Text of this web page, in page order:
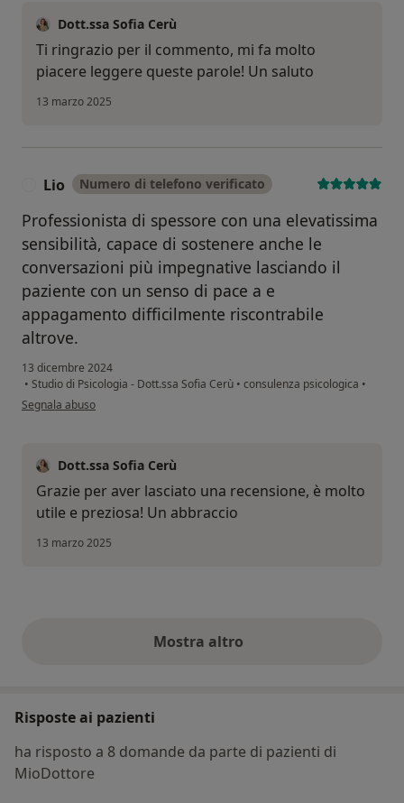
Dott.ssa Sofia Cerù
Ti ringrazio per il commento, mi fa molto
piacere leggere queste parole! Un saluto
13 marzo 2025
Lio Numero di telefono verificato
Professionista di spessore con una elevatissima
sensibilità, capace di sostenere anche le
conversazioni più impegnative lasciando il
paziente con un senso di pace a e
appagamento difficilmente riscontrabile
altrove.
13 dicembre 2024
• Studio di Psicologia - Dott.ssa Sofia Cerù • consulenza psicologica •
secondo l'opinione dell'utente Lio
Segnala abuso
Dott.ssa Sofia Cerù
Grazie per aver lasciato una recensione, è molto
utile e preziosa! Un abbraccio
13 marzo 2025
Mostra altroopinioni di cui sopra
Risposte ai pazienti
ha risposto a 8 domande da parte di pazienti di
MioDottore